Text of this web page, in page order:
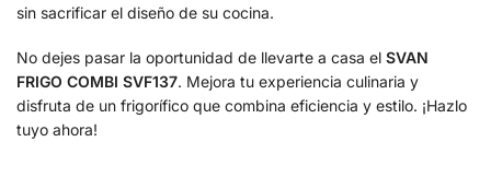
sin sacrificar el diseño de su cocina.
No dejes pasar la oportunidad de llevarte a casa el SVAN
FRIGO COMBI SVF137. Mejora tu experiencia culinaria y
disfruta de un frigorífico que combina eficiencia y estilo. ¡Hazlo
tuyo ahora!